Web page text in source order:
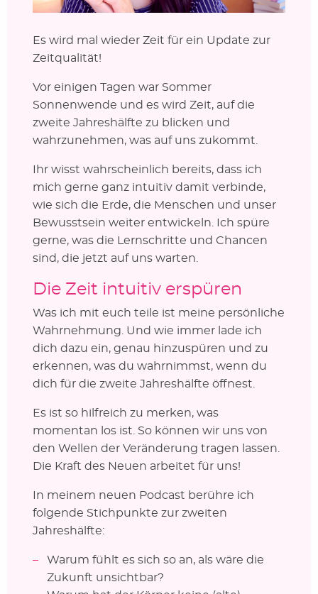
Es wird mal wieder Zeit für ein Update zur
Zeitqualität!
Vor einigen Tagen war Sommer
Sonnenwende und es wird Zeit, auf die
zweite Jahreshälfte zu blicken und
wahrzunehmen, was auf uns zukommt.
Ihr wisst wahrscheinlich bereits, dass ich
mich gerne ganz intuitiv damit verbinde,
wie sich die Erde, die Menschen und unser
Bewusstsein weiter entwickeln. Ich spüre
gerne, was die Lernschritte und Chancen
sind, die jetzt auf uns warten.
Die Zeit intuitiv erspüren
Was ich mit euch teile ist meine persönliche
Wahrnehmung. Und wie immer lade ich
dich dazu ein, genau hinzuspüren und zu
erkennen, was du wahrnimmst, wenn du
dich für die zweite Jahreshälfte öffnest.
Es ist so hilfreich zu merken, was
momentan los ist. So können wir uns von
den Wellen der Veränderung tragen lassen.
Die Kraft des Neuen arbeitet für uns!
In meinem neuen Podcast berühre ich
folgende Stichpunkte zur zweiten
Jahreshälfte:
Warum fühlt es sich so an, als wäre die
Zukunft unsichtbar?